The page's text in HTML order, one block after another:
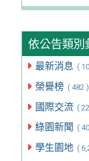
依公告類別
最新消息 (
榮譽榜 ( 482 )
國際交流 (
綠園新聞 (
學生園地 (